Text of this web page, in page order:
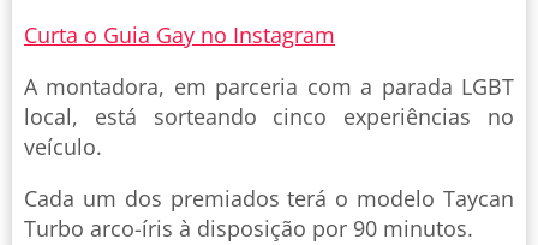
Curta o Guia Gay no Instagram
A montadora, em parceria com a parada LGBT
local, está sorteando cinco experiências no
veículo.
Cada um dos premiados terá o modelo Taycan
Turbo arco-íris à disposição por 90 minutos.